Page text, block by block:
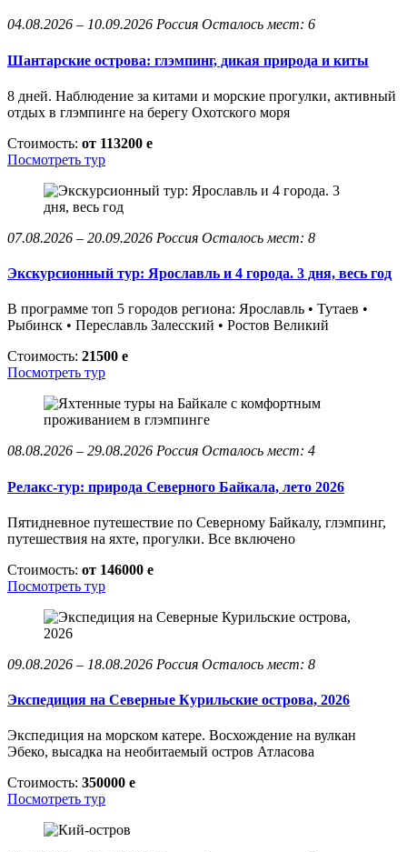
04.08.2026 – 10.09.2026 Россия Осталось мест: 6
Шантарские острова: глэмпинг, дикая природа и киты
8 дней. Наблюдение за китами и морские прогулки, активный
отдых в глэмпинге на берегу Охотского моря
Стоимость: от 113200 e
Посмотреть тур
07.08.2026 – 20.09.2026 Россия Осталось мест: 8
Экскурсионный тур: Ярославль и 4 города. 3 дня, весь год
В программе топ 5 городов региона: Ярославль • Тутаев •
Рыбинск • Переславль Залесский • Ростов Великий
Стоимость: 21500 e
Посмотреть тур
08.08.2026 – 29.08.2026 Россия Осталось мест: 4
Релакс-тур: природа Северного Байкала, лето 2026
Пятидневное путешествие по Северному Байкалу, глэмпинг,
путешествия на яхте, прогулки. Все включено
Стоимость: от 146000 e
Посмотреть тур
09.08.2026 – 18.08.2026 Россия Осталось мест: 8
Экспедиция на Северные Курильские острова, 2026
Экспедиция на морском катере. Восхождение на вулкан
Эбеко, высадка на необитаемый остров Атласова
Стоимость: 350000 e
Посмотреть тур